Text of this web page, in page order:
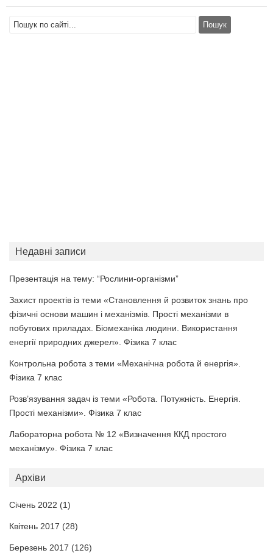
Недавні записи
Презентація на тему: “Рослини-організми”
Захист проектів із теми «Становлення й розвиток знань про
фізичні основи машин і механізмів. Прості механізми в
побутових приладах. Біомеханіка людини. Використання
енергії природних джерел». Фізика 7 клас
Контрольна робота з теми «Механічна робота й енергія».
Фізика 7 клас
Розв’язування задач із теми «Робота. Потужність. Енергія.
Прості механізми». Фізика 7 клас
Лабораторна робота № 12 «Визначення ККД простого
механізму». Фізика 7 клас
Архіви
Січень 2022 (1)
Квітень 2017 (28)
Березень 2017 (126)